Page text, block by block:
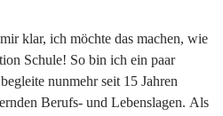
klar, ich möchte das machen, wie
Schule! So bin ich ein paar
nunmehr seit 15 Jahren
Berufs- und Lebenslagen. Als